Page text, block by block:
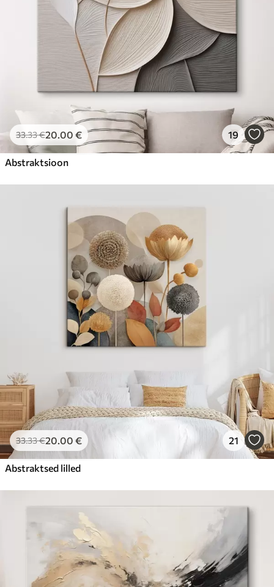
33.33€20.00 € 19
Abstraktsioon
33.33€20.00 € 21
Abstraktsed lilled